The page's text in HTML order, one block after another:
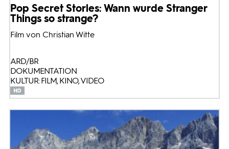
Pop Secret Stories: Wann wurde Stranger
Things so strange?
Film von Christian Witte
ARD/BR
DOKUMENTATION
KULTUR: FILM, KINO, VIDEO